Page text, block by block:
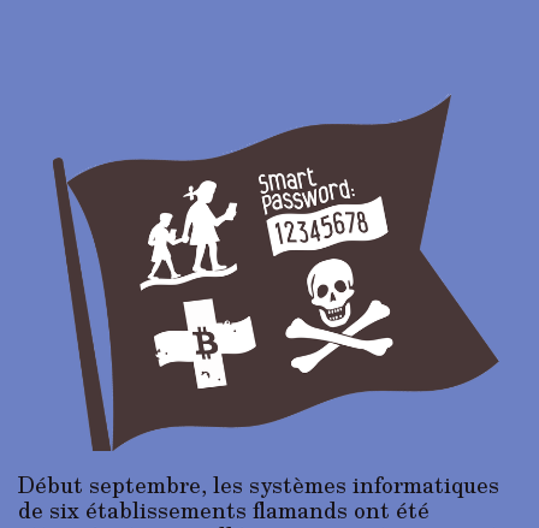
Début septembre, les systèmes informatiques
de six établissements flamands ont été